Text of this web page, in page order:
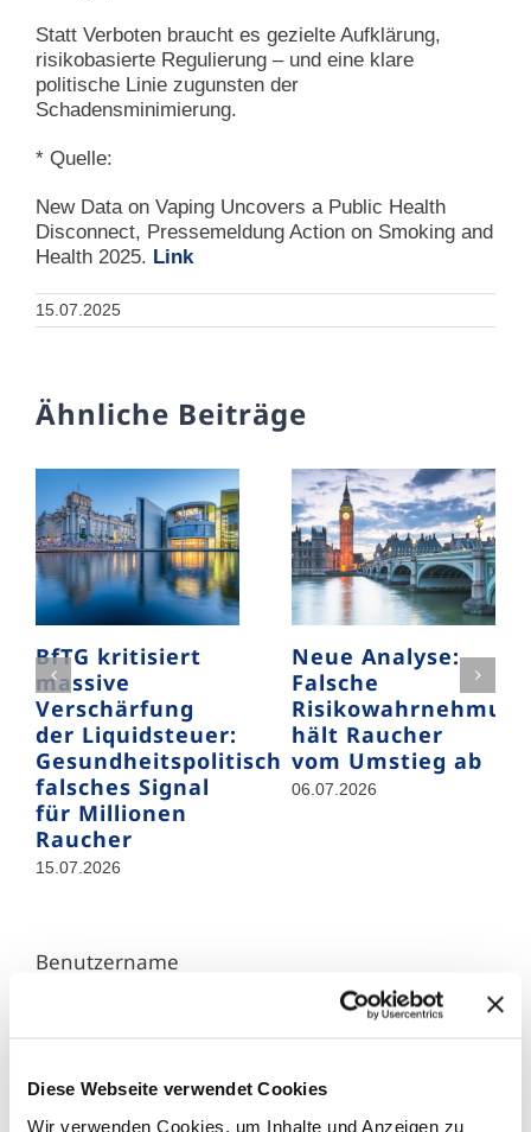
Diese Webseite verwendet Cookies
Wir verwenden Cookies, um Inhalte und Anzeigen zu
Statt Verboten braucht es gezielte Aufklärung,
risikobasierte Regulierung – und eine klare
politische Linie zugunsten der
Schadensminimierung.
* Quelle:
New Data on Vaping Uncovers a Public Health
Disconnect, Pressemeldung Action on Smoking and
Health 2025. Link
15.07.2025
Ähnliche Beiträge
BfTG kritisiert
massive
Verschärfung
der Liquidsteuer:
Gesundheitspolitisch
falsches Signal
für Millionen
Raucher
15.07.2026
Neue Analyse:
Falsche
hält Raucher
vom Umstieg ab
06.07.2026
Benutzername